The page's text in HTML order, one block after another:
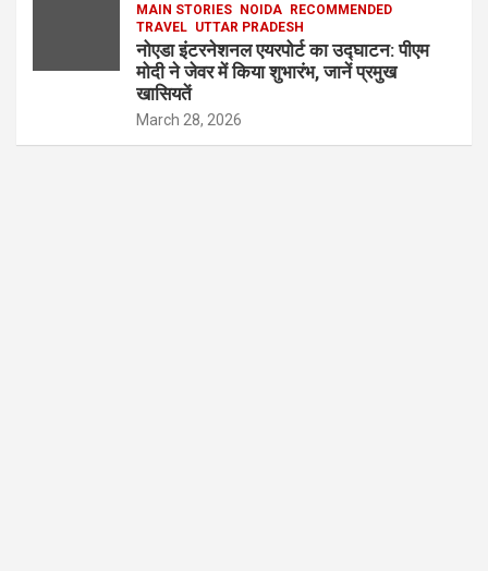
MAIN STORIES NOIDA
RECOMMENDED
TRAVEL UTTAR PRADESH
नोएडा इंटरनेशनल एयरपोर्ट का उद्घाटन: पीएम
मोदी ने जेवर में किया शुभारंभ, जानें प्रमुख
खासियतें
March 28, 2026